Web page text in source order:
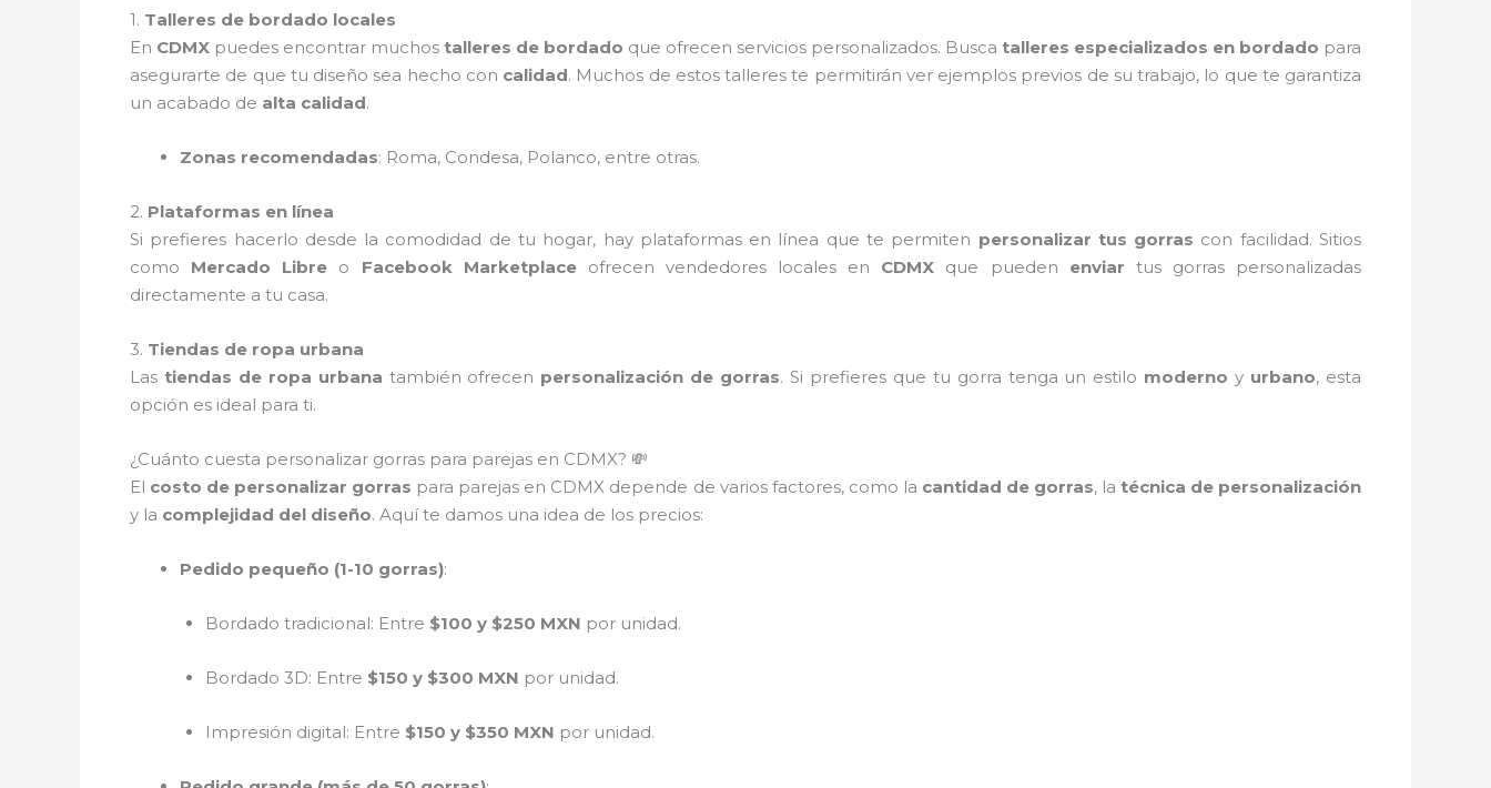
1. Talleres de bordado locales
En CDMX puedes encontrar muchos talleres de bordado que ofrecen servicios personalizados. Busca talleres especializados en bordado para
asegurarte de que tu diseño sea hecho con calidad. Muchos de estos talleres te permitirán ver ejemplos previos de su trabajo, lo que te garantiza
un acabado de alta calidad.
Zonas recomendadas: Roma, Condesa, Polanco, entre otras.
2. Plataformas en línea
Si prefieres hacerlo desde la comodidad de tu hogar, hay plataformas en línea que te permiten personalizar tus gorras con facilidad. Sitios
como Mercado Libre o Facebook Marketplaceofrecen vendedores locales en CDMX que pueden enviar tus gorras personalizadas
directamente a tu casa.
3. Tiendas de ropa urbana
Las tiendas de ropa urbana también ofrecen personalización de gorras. Si prefieres que tu gorra tenga un estilo moderno y urbano, esta
opción es ideal para ti.
¿Cuánto cuesta personalizar gorras para parejas en CDMX? 💸
El costo de personalizar gorras para parejas en CDMX depende de varios factores, como la cantidad de gorras, la técnica de personalización
y la complejidad del diseño. Aquí te damos una idea de los precios:
Pedido pequeño (1-10 gorras):
Bordado tradicional: Entre $100 y $250 MXN por unidad.
Bordado 3D: Entre $150 y $300 MXN por unidad.
Impresión digital: Entre $150 y $350 MXN por unidad.